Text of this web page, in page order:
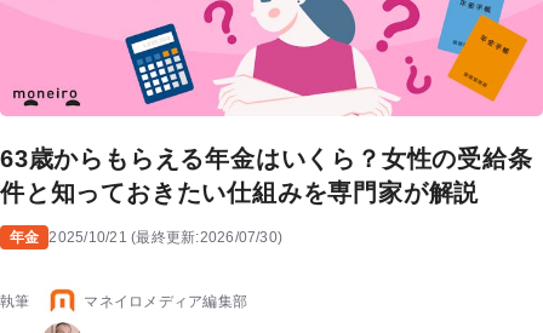
63歳からもらえる年金はいくら？女性の受給条
件と知っておきたい仕組みを専門家が解説
年金 2025/10/21 (最終更新:2026/07/30)
執筆 マネイロメディア編集部